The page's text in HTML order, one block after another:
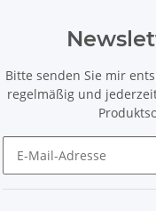
Bitte senden Sie mir
regelmäßig und